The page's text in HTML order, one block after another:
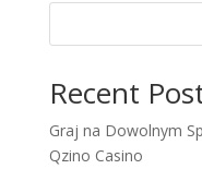
Recent
Graj na Dowolnym
Qzino Casino